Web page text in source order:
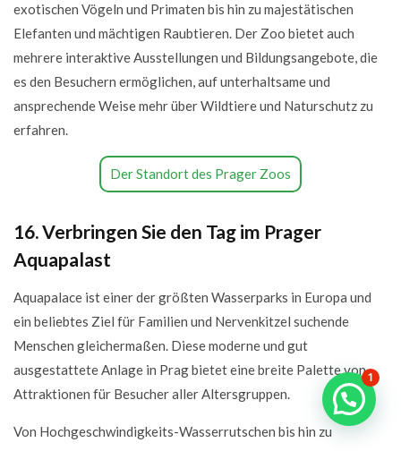
exotischen Vögeln und Primaten bis hin zu majestätischen
Elefanten und mächtigen Raubtieren. Der Zoo bietet auch
mehrere interaktive Ausstellungen und Bildungsangebote, die
es den Besuchern ermöglichen, auf unterhaltsame und
ansprechende Weise mehr über Wildtiere und Naturschutz zu
erfahren.
Der Standort des Prager Zoos
16. Verbringen Sie den Tag im Prager
Aquapalast
Aquapalace ist einer der größten Wasserparks in Europa und
ein beliebtes Ziel für Familien und Nervenkitzel suchende
Menschen gleichermaßen. Diese moderne und gut
ausgestattete Anlage in Prag bietet eine breite Palette von
Attraktionen für Besucher aller Altersgruppen.
Von Hochgeschwindigkeits-Wasserrutschen bis hin zu
1